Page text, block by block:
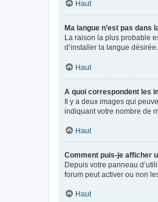
Haut
Ma langue n’est pas dans
La raison la plus probable
d’installer la langue
Haut
A quoi correspondent les
Il y a deux images qui
indiquant votre nombre de
Haut
Comment puis-je afficher
Depuis votre panneau
forum peut activer ou non
Haut